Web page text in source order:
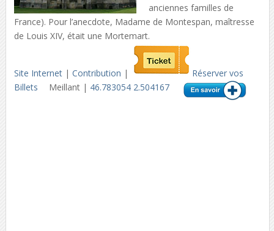
anciennes familles de
France). Pour l’anecdote, Madame de Montespan, maîtresse
de Louis XIV, était une Mortemart.
Site Internet| Contribution |
Réserver vos
Billets
Meillant | 46.783054 2.504167